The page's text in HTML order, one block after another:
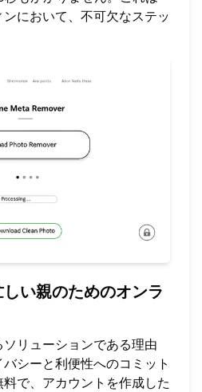
において、不可欠なステッ
い親のためのオンラ
リューションである理由
シーと利便性へのコミット
で、アカウントを作成した